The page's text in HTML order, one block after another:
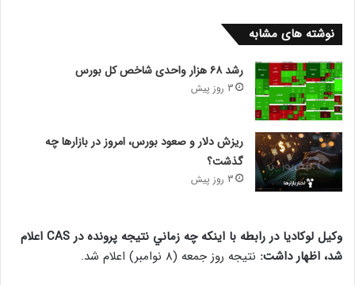
نوشته های مشابه
رشد ۶۸ هزار واحدی شاخص کل بورس
3 روز پیش
ریزش دلار و صعود بورس، امروز در بازارها چه
گذشت؟
3 روز پیش
وكيل لوكاديا در رابطه با اينكه چه زماني نتيجه پرونده در CAS اعلام
شد، اظهار داشت: نتيجه روز جمعه (8 نوامبر) اعلام شد.